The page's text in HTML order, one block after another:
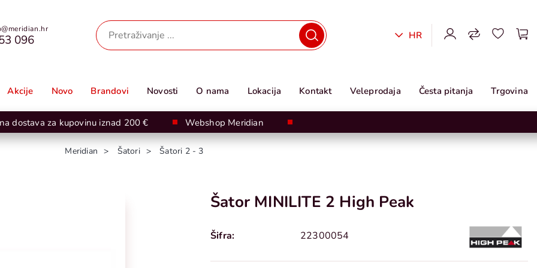
096 HR
Akcije Novo Brandovi Novosti O nama Lokacija Kontakt Veleprodaja Česta pitanja Trgovina
dostava za kupovinu iznad 200 € Webshop Meridian
Meridian Šatori Šatori 2 - 3
Šator MINILITE 2 High Peak
Šifra: 22300054